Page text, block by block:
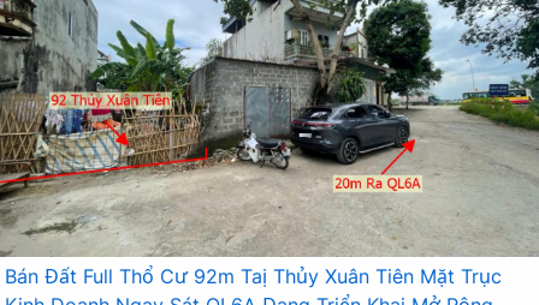
Bán Đất Full Thổ Cư 92m Taị Thủy Xuân Tiên Mặt Trục